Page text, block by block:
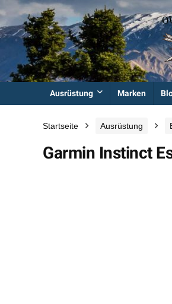
Ausrüstung Marken
Startseite Ausrüstung
Garmin Instinct